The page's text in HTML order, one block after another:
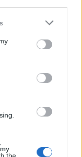
or more Google
You may click to
party tags to
in below Google
il centro
scegliere la
l’ufficio
dolore: storia e